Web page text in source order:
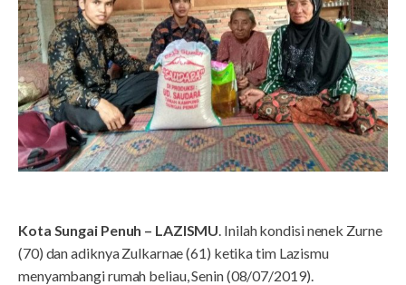
Kota Sungai Penuh – LAZISMU . Inilah kondisi nenek Zurne
(70) dan adiknya Zulkarnae (61) ketika tim Lazismu
menyambangi rumah beliau, Senin (08/07/2019).